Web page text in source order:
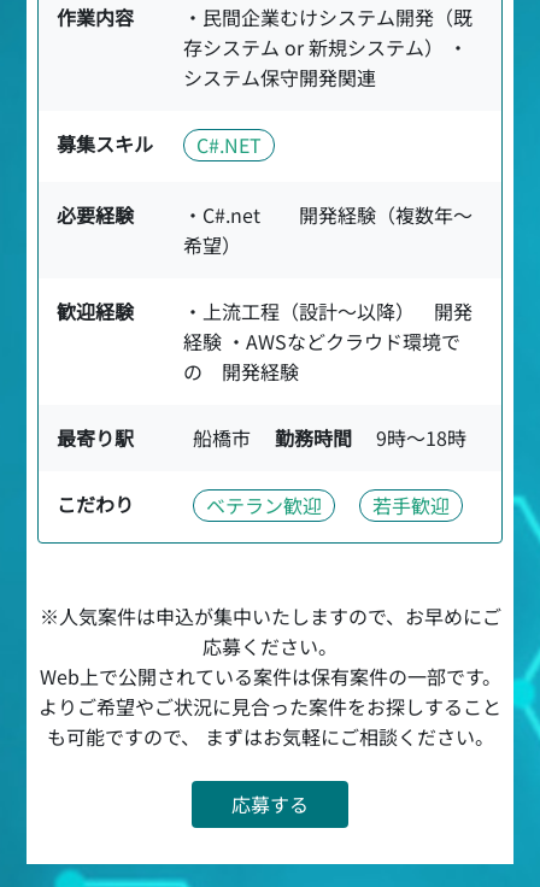
作業内容
・民間企業むけシステム開発（既
存システム or 新規システム） ・
システム保守開発関連
募集スキル C#.NET
必要経験
・C#.net 開発経験（複数年～
希望）
歓迎経験
・上流工程（設計～以降） 開発
経験 ・AWSなどクラウド環境で
の 開発経験
最寄り駅 船橋市 勤務時間 9時〜18時
こだわり ベテラン歓迎 若手歓迎
※人気案件は申込が集中いたしますので、お早めにご
応募ください。
Web上で公開されている案件は保有案件の一部です。
よりご希望やご状況に見合った案件をお探しすること
も可能ですので、 まずはお気軽にご相談ください。
応募する